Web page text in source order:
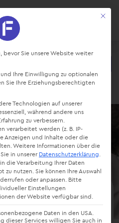
managen
Play
Ansehen
Login
erstellen &
Mit
Datenschutz-Präferenz
Sie unsere Website weiter
Ihre Einwilligung zu optionalen
Sie Ihre Erziehungsberechtigten
Technologien auf unserer
während andere uns
zu verbessern.
verarbeitet werden (z. B. IP-
Anzeigen und Inhalte oder die
Weitere Informationen über die
in unserer Datenschutzerklärung.
die Verarbeitung Ihrer Daten
zu nutzen. Sie können Ihre Auswahl
oder anpassen. Bitte
Einstellungen
der Website verfügbar sind.
Daten in den USA.
dieser Services willigen Sie auch in